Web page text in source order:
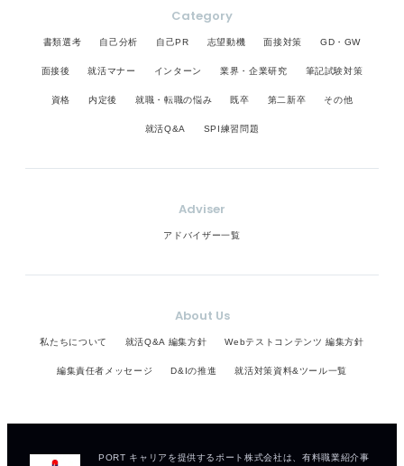
Category
書類選考 自己分析 自己PR 志望動機 面接対策 GD・GW
面接後 就活マナー インターン 業界・企業研究 筆記試験対策
資格 内定後 就職・転職の悩み 既卒 第二新卒 その他
就活Q&A SPI練習問題
Adviser
アドバイザー一覧
About Us
私たちについて 就活Q&A 編集方針 Webテストコンテンツ 編集方針
編集責任者メッセージ D&Iの推進 就活対策資料&ツール一覧